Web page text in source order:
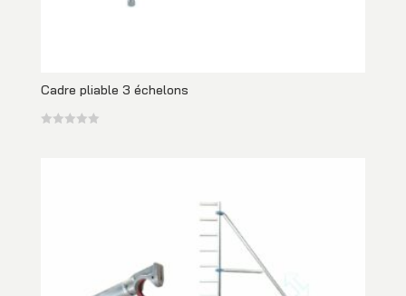
Cadre pliable 3 échelons